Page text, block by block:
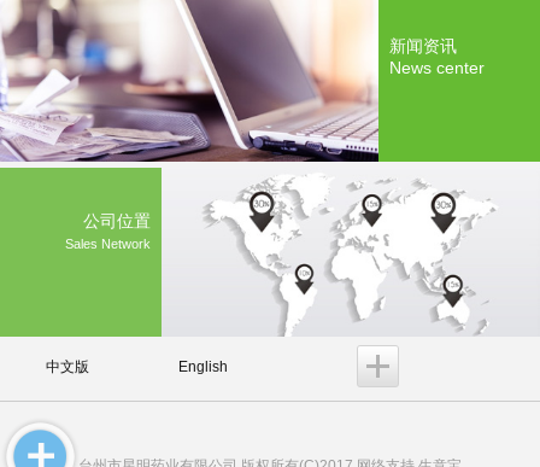
新闻资讯
News center
公司位置
Sales Network
中文版 English